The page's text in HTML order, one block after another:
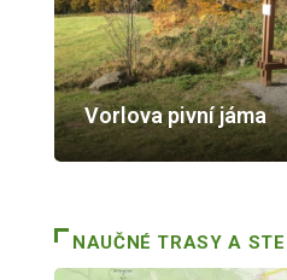
Vorlova pivní jáma
NAUČNÉ TRASY A